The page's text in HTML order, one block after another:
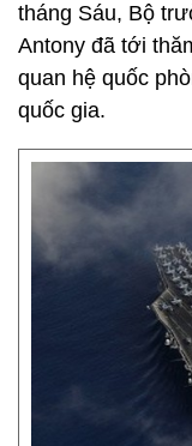
tháng Sáu, Bộ
Antony đã tới
quan hệ quốc
quốc gia.